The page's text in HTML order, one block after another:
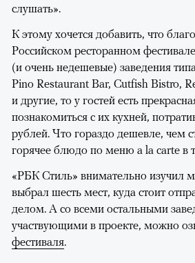
слушать».
К этому хочется добавить, что
Российском ресторанном
(и очень недешевые) заведения
Pino Restaurant Bar, Cutfish Bistro,
и другие, то у гостей есть
познакомиться с их кухней,
рублей. Что гораздо дешевле, чем
горячее блюдо по меню a la carte в
«РБК Стиль» внимательно изучил
выбрал шесть мест, куда стоит
делом. А со всеми остальными
участвующими в проекте, можно
фестиваля.